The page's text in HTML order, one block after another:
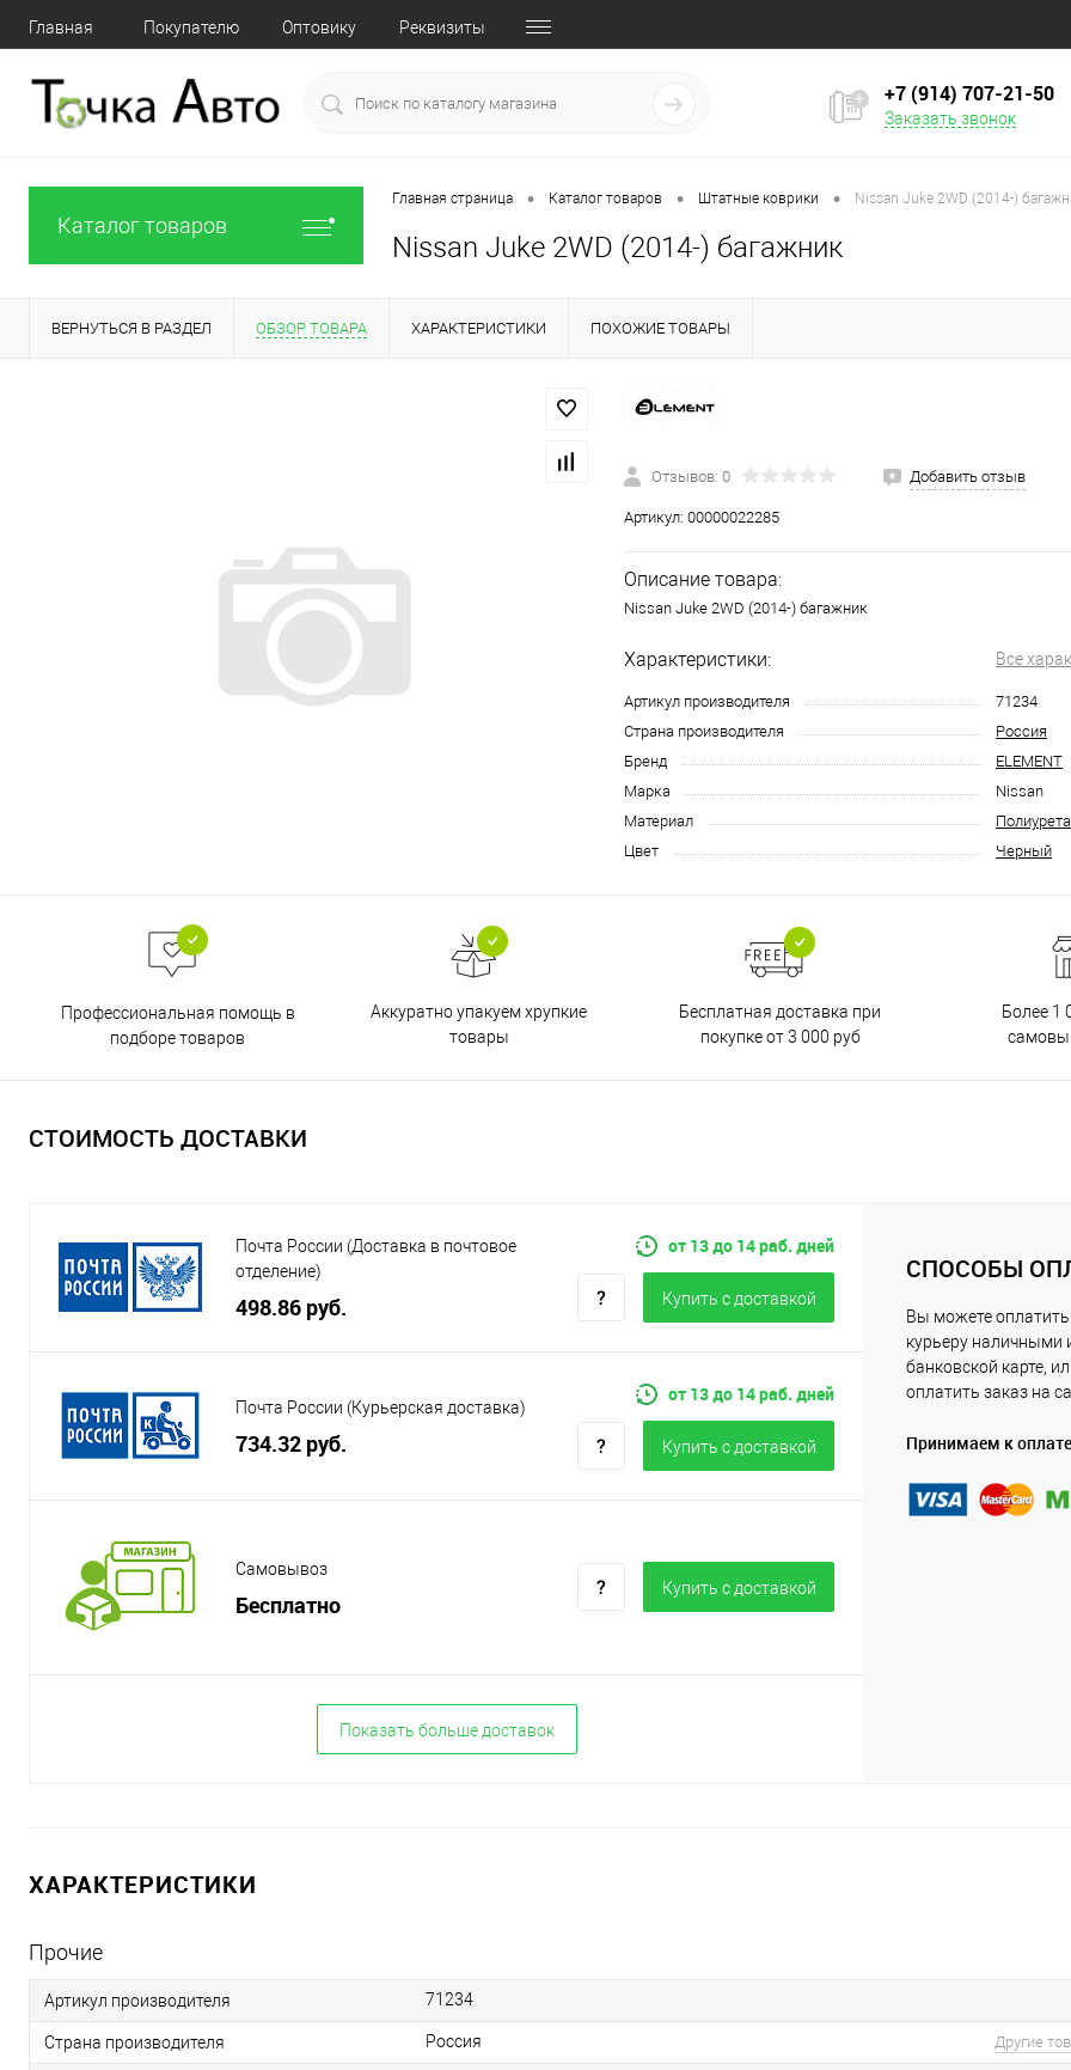
Главная Покупателю Оптовику Реквизиты
+7 (914) 707‒21‒50
Заказать звонок
Каталог товаров
Главная страница • Каталог товаров • Штатные коврики • Nissan Juke 2WD (2014-)
Nissan Juke 2WD (2014-) багажник
ВЕРНУТЬСЯ В РАЗДЕЛ ОБЗОР ТОВАРА ХАРАКТЕРИСТИКИ ПОХОЖИЕ ТОВАРЫ
Отзывов: 0 Добавить отзыв
Артикул: 00000022285
Описание товара:
Nissan Juke 2WD (2014-) багажник
Характеристики: Все
Артикул производителя
71234
Страна производителя
Россия
Бренд
ELEMENT
Марка
Nissan
Материал
Цвет
Черный
Профессиональная помощь в
подборе товаров
Аккуратно упакуем хрупкие
товары
Бесплатная доставка при
покупке от 3 000 руб
Более 1
СТОИМОСТЬ ДОСТАВКИ
Почта России (Доставка в почтовое
отделение)
498.86 руб.
от 13 до 14 раб. дней
Купить c доставкой
Почта России (Курьерская доставка)
734.32 руб.
от 13 до 14 раб. дней
Купить c доставкой
Самовывоз
Бесплатно
Купить c доставкой
Показать больше доставок
СПОСОБЫ
Вы можете оплатить
курьеру наличными
банковской карте,
оплатить заказ на
Принимаем к оплате
ХАРАКТЕРИСТИКИ
Прочие
Артикул производителя 71234
Страна производителя Россия Другие